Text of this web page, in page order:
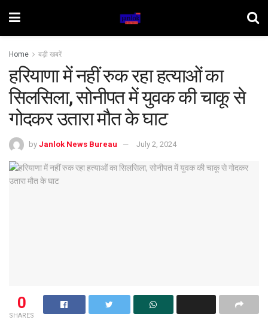
Home बड़ी खबरें
हरियाणा में नहीं रुक रहा हत्याओं का
सिलसिला, सोनीपत में युवक की चाकू से
गोदकर उतारा मौत के घाट
by Janlok News Bureau July 2, 2024
0
SHARES